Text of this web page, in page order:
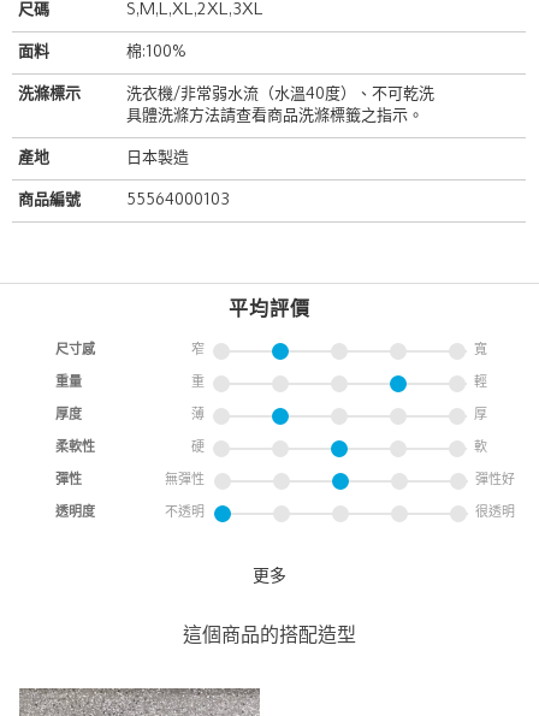
尺碼 S,M,L,XL,2XL,3XL
面料 棉:100%
洗滌標示
洗衣機/非常弱水流（水溫40度）、不可乾洗
具體洗滌方法請查看商品洗滌標籤之指示。
產地 日本製造
商品編號 55564000103
平均評價
尺寸感 窄 寬
重量 重 輕
厚度 薄 厚
柔軟性 硬 軟
彈性 無彈性 彈性好
透明度 不透明 很透明
UNITED ARROWS
店
更多
這個商品的搭配造型